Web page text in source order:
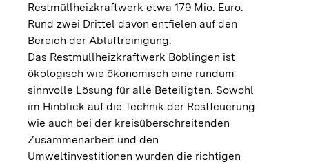
Restmüllheizkraftwerk etwa 179 Mio. Euro.
Rund zwei Drittel davon entfielen auf den
Bereich der Abluftreinigung.
Das Restmüllheizkraftwerk Böblingen ist
ökologisch wie ökonomisch eine rundum
sinnvolle Lösung für alle Beteiligten. Sowohl
im Hinblick auf die Technik der Rostfeuerung
wie auch bei der kreisüberschreitenden
Zusammenarbeit und den
Umweltinvestitionen wurden die richtigen